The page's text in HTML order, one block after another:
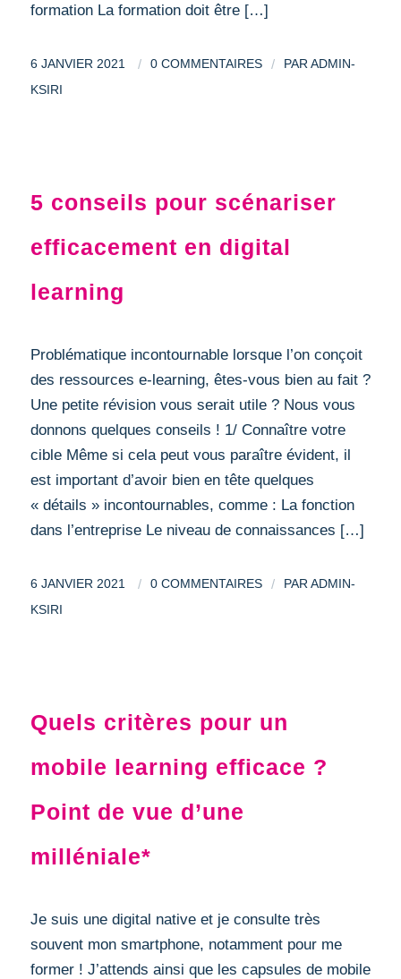
formation La formation doit être […]
6 JANVIER 2021 / 0 COMMENTAIRES / PAR ADMIN-
KSIRI
5 conseils pour scénariser
efficacement en digital
learning
Problématique incontournable lorsque l’on conçoit
des ressources e-learning, êtes-vous bien au fait ?
Une petite révision vous serait utile ? Nous vous
donnons quelques conseils ! 1/ Connaître votre
cible Même si cela peut vous paraître évident, il
est important d’avoir bien en tête quelques
« détails » incontournables, comme : La fonction
dans l’entreprise Le niveau de connaissances […]
6 JANVIER 2021 / 0 COMMENTAIRES / PAR ADMIN-
KSIRI
Quels critères pour un
mobile learning efficace ?
Point de vue d’une
milléniale*
Je suis une digital native et je consulte très
souvent mon smartphone, notamment pour me
former ! J’attends ainsi que les capsules de mobile